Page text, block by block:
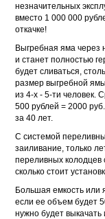
незначительных
вместо 1 000 000
откачке!
Выгребная яма через
и станет полностью
будет сливаться,
размер выгребной
из 4-х - 5-ти человек.
500 рублей = 2000
за 40 лет.
С системой
заиливание, только
переливных колодцев
сколько стоит
Большая емкость или
если ее объем будет
нужно будет